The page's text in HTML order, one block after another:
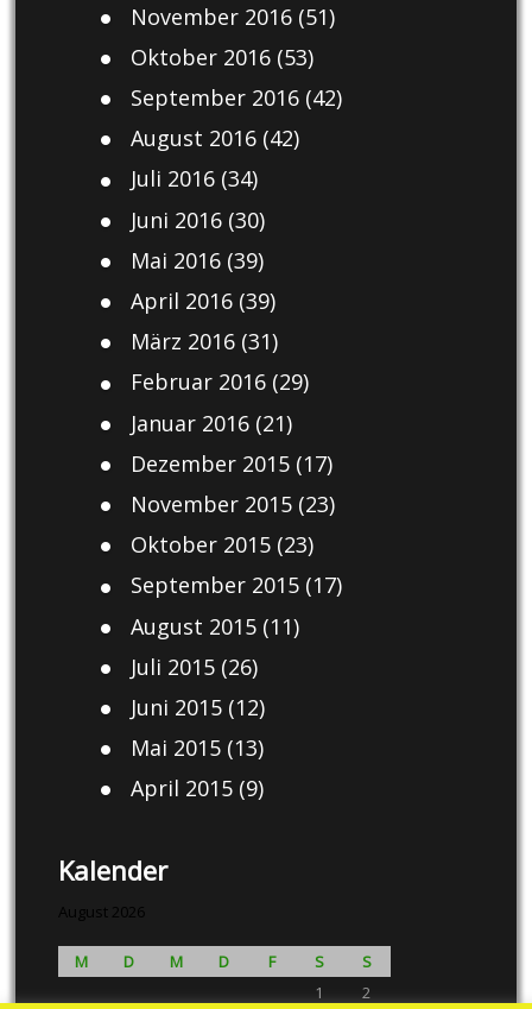
November 2016(51)
Oktober 2016(53)
September 2016(42)
August 2016(42)
Juli 2016(34)
Juni 2016(30)
Mai 2016(39)
April 2016(39)
März 2016(31)
Februar 2016(29)
Januar 2016(21)
Dezember 2015(17)
November 2015(23)
Oktober 2015(23)
September 2015(17)
August 2015(11)
Juli 2015(26)
Juni 2015(12)
Mai 2015(13)
April 2015(9)
Kalender
August 2026
M D M D F S
S
1
2